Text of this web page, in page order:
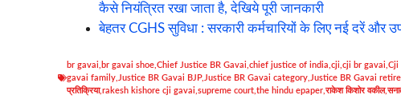
कैसे नियंत्रित रखा जाता है, देखिये पूरी जानकारी
बेहतर CGHS सुविधा : सरकारी कर्मचारियों के लिए नई दरें और
br gavai br gavai shoe Chief Justice BR Gavai chief justice of india cji cji br gavai Cji
gavai family Justice BR Gavai BJP, Justice BR Gavai category Justice BR Gavai
प्रतिक्रिया,rakesh kishore cji gavai supreme court the hindu epaper,राकेश किशोर वकील,